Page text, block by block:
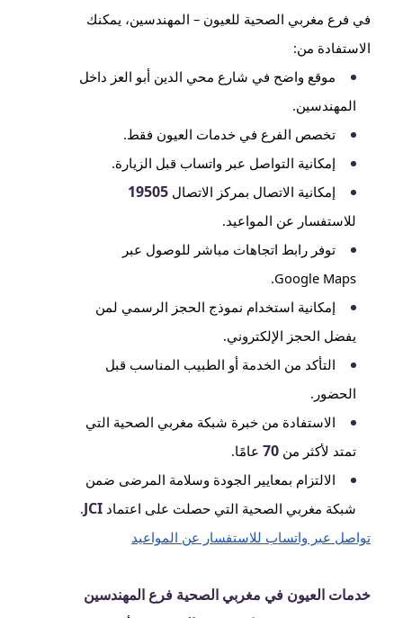
في فرع مغربي الصحية للعيون – المهندسين، يمكنك
الاستفادة من:
موقع واضح في شارع محي الدين أبو العز داخل
المهندسين.
تخصص الفرع في خدمات العيون فقط.
إمكانية التواصل عبر واتساب قبل الزيارة.
إمكانية الاتصال بمركز الاتصال 19505
للاستفسار عن المواعيد.
توفر رابط اتجاهات مباشر للوصول عبر
Google Maps.
إمكانية استخدام نموذج الحجز الرسمي لمن
يفضل الحجز الإلكتروني.
التأكد من الخدمة أو الطبيب المناسب قبل
الحضور.
الاستفادة من خبرة شبكة مغربي الصحية التي
تمتد لأكثر من 70 عامًا.
الالتزام بمعايير الجودة وسلامة المرضى ضمن
شبكة مغربي الصحية التي حصلت على اعتماد JCI
.
تواصل عبر واتساب للاستفسار عن المواعيد
خدمات العيون في مغربي الصحية فرع المهندسين